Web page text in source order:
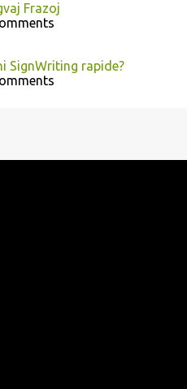
Frazoj
SignWriting rapide?